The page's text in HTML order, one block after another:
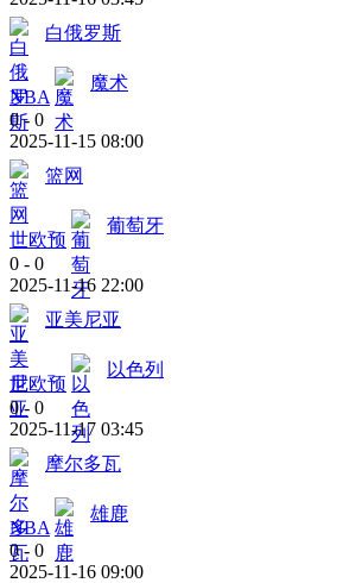
白俄罗斯
NBA
魔术
0 - 0
2025-11-15 08:00
篮网
世欧预
葡萄牙
0 - 0
2025-11-16 22:00
亚美尼亚
世欧预
以色列
0 - 0
2025-11-17 03:45
摩尔多瓦
NBA
雄鹿
0 - 0
2025-11-16 09:00